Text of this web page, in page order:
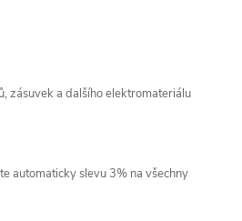
zásuvek a dalšího elektromateriálu
automaticky slevu 3% na všechny